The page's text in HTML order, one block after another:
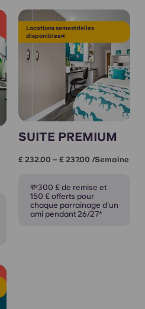
Locations semestrielles
disponibles☀️
SUITE PREMIUM
£ 232.00 – £ 237.00 /semaine
💸300 £ de remise et
150 £ offerts pour
chaque parrainage d'un
ami pendant 26/27*